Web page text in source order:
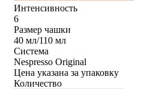
Интенсивность
6
Размер чашки
40 мл/110 мл
Система
Nespresso Original
Цена указана за упаковку
Количество